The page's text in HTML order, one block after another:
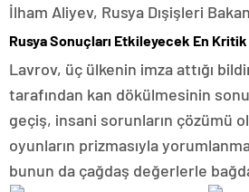
İlham Aliyev, Rusya Dışişleri
Rusya Sonuçları Etkileyecek En
Lavrov, üç ülkenin imza attığı
tarafından kan dökülmesinin
geçiş, insani sorunların çözümü
oyunların prizmasıyla
bunun da çağdaş değerlerle